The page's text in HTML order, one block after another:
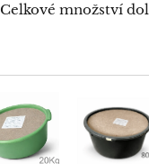
Celkové množství